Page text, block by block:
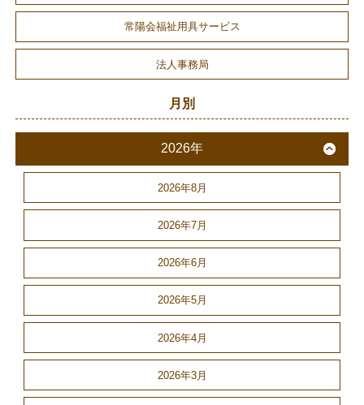
常陽会福祉用具サービス
法人事務局
月別
2026年
2026年8月
2026年7月
2026年6月
2026年5月
2026年4月
2026年3月